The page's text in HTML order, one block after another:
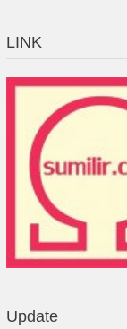
LINK
Update